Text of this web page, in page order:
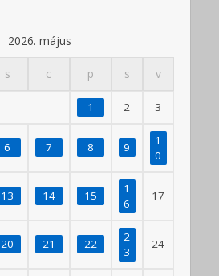
2026. május
s c p s v
1 2 3
6 7 8 9
1
0
13 14 15
1
6
17
20 21 22
2
3
24